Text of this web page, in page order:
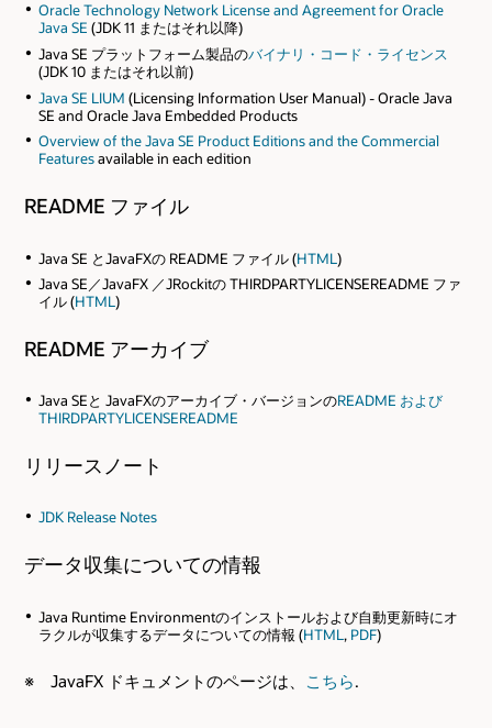
Oracle Technology Network License and Agreement for Oracle
Java SE (JDK 11 またはそれ以降)
Java SE プラットフォーム製品のバイナリ・コード・ライセンス
(JDK 10 またはそれ以前)
Java SE LIUM (Licensing Information User Manual) - Oracle Java
SE and Oracle Java Embedded Products
Overview of the Java SE Product Editions and the Commercial
Featuresavailable in each edition
README ファイル
Java SE とJavaFXの README ファイル (HTML )
Java SE／JavaFX ／JRockitの THIRDPARTYLICENSEREADME ファ
イル (HTML)
README アーカイブ
Java SEと JavaFXのアーカイブ・バージョンのREADME および
THIRDPARTYLICENSEREADME
リリースノート
JDK Release Notes
データ収集についての情報
Java Runtime Environmentのインストールおよび自動更新時にオ
ラクルが収集するデータについての情報 (HTML , PDF)
※ JavaFX ドキュメントのページは、 こちら.